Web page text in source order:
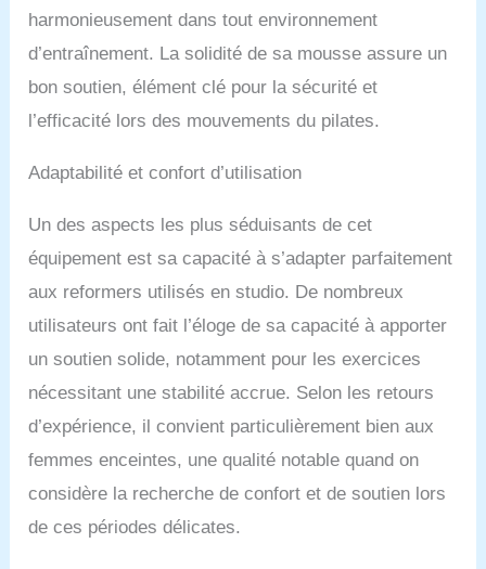
le marché. [Excite Pilates
cette cale de Pilates
rembourrée, votre
exercice de Pilates sera
plus attrayant,
13,5 degrés ajoute un
exercices de Pilates, ou
souffrant de blessures à
l'épaule ou au cou ou
rester couchés sur le dos.
harmonieusement dans tout environnement
d’entraînement. La solidité de sa mousse assure un
bon soutien, élément clé pour la sécurité et
l’efficacité lors des mouvements du pilates.
Adaptabilité et confort d’utilisation
Un des aspects les plus séduisants de cet
équipement est sa capacité à s’adapter parfaitement
aux reformers utilisés en studio. De nombreux
utilisateurs ont fait l’éloge de sa capacité à apporter
un soutien solide, notamment pour les exercices
nécessitant une stabilité accrue. Selon les retours
d’expérience, il convient particulièrement bien aux
femmes enceintes, une qualité notable quand on
considère la recherche de confort et de soutien lors
de ces périodes délicates.